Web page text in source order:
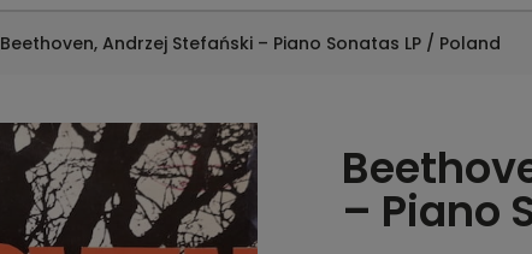
Beethoven, Andrzej Stefański – Piano Sonatas LP / Poland
– Piano